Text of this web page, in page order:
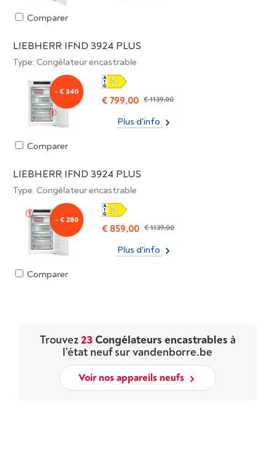
Comparer
LIEBHERR IFND 3924 PLUS
Type: Congélateur encastrable
- € 340
€ 799,00 € 1139,00
Plus d'info
Comparer
LIEBHERR IFND 3924 PLUS
Type: Congélateur encastrable
- € 280
€ 859,00 € 1139,00
Plus d'info
Comparer
Trouvez23 Congélateurs encastrables à
l'état neuf sur vandenborre.be
Voir nos appareils neufs